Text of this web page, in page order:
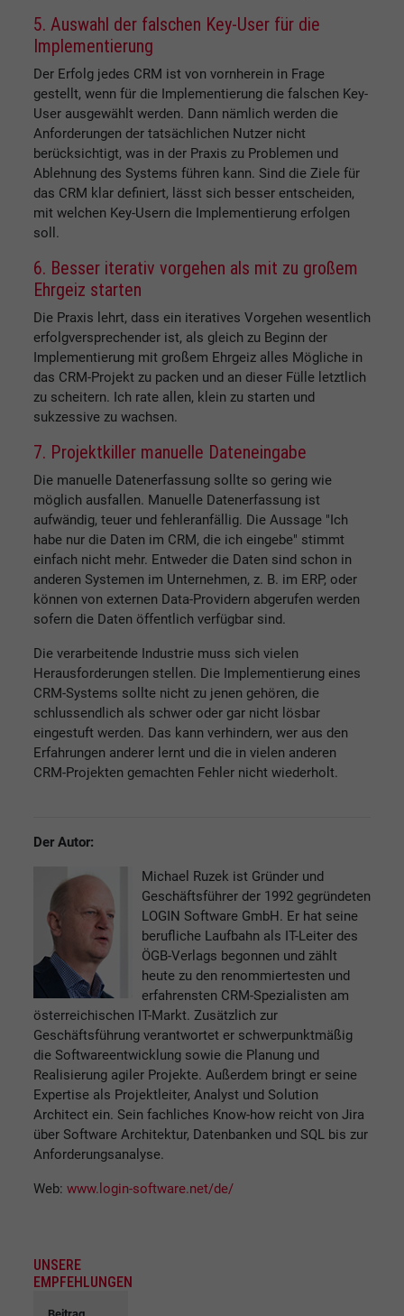
5. Auswahl der falschen Key-User für die
Implementierung
Der Erfolg jedes CRM ist von vornherein in Frage
gestellt, wenn für die Implementierung die falschen Key-
User ausgewählt werden. Dann nämlich werden die
Anforderungen der tatsächlichen Nutzer nicht
berücksichtigt, was in der Praxis zu Problemen und
Ablehnung des Systems führen kann. Sind die Ziele für
das CRM klar definiert, lässt sich besser entscheiden,
mit welchen Key-Usern die Implementierung erfolgen
soll.
6. Besser iterativ vorgehen als mit zu großem
Ehrgeiz starten
Die Praxis lehrt, dass ein iteratives Vorgehen wesentlich
erfolgversprechender ist, als gleich zu Beginn der
Implementierung mit großem Ehrgeiz alles Mögliche in
das CRM-Projekt zu packen und an dieser Fülle letztlich
zu scheitern. Ich rate allen, klein zu starten und
sukzessive zu wachsen.
7. Projektkiller manuelle Dateneingabe
Die manuelle Datenerfassung sollte so gering wie
möglich ausfallen. Manuelle Datenerfassung ist
aufwändig, teuer und fehleranfällig. Die Aussage "Ich
habe nur die Daten im CRM, die ich eingebe" stimmt
einfach nicht mehr. Entweder die Daten sind schon in
anderen Systemen im Unternehmen, z. B. im ERP, oder
können von externen Data-Providern abgerufen werden
sofern die Daten öffentlich verfügbar sind.
Die verarbeitende Industrie muss sich vielen
Herausforderungen stellen. Die Implementierung eines
CRM-Systems sollte nicht zu jenen gehören, die
schlussendlich als schwer oder gar nicht lösbar
eingestuft werden. Das kann verhindern, wer aus den
Erfahrungen anderer lernt und die in vielen anderen
CRM-Projekten gemachten Fehler nicht wiederholt.
Der Autor:
Michael Ruzek ist Gründer und
Geschäftsführer der 1992 gegründeten
LOGIN Software GmbH. Er hat seine
berufliche Laufbahn als IT-Leiter des
ÖGB-Verlags begonnen und zählt
heute zu den renommiertesten und
erfahrensten CRM-Spezialisten am
österreichischen IT-Markt. Zusätzlich zur
Geschäftsführung verantwortet er schwerpunktmäßig
die Softwareentwicklung sowie die Planung und
Realisierung agiler Projekte. Außerdem bringt er seine
Expertise als Projektleiter, Analyst und Solution
Architect ein. Sein fachliches Know-how reicht von Jira
über Software Architektur, Datenbanken und SQL bis zur
Anforderungsanalyse.
Web: www.login-software.net/de/
UNSERE
EMPFEHLUNGEN